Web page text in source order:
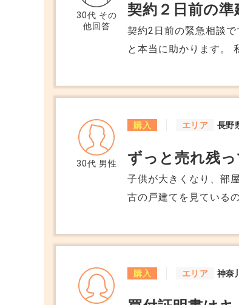
す。 これは告知事項に
30代 その
他回答
契約２日前の
契約2日前の緊急相談
と本当に助かります。 私は初めてマイホーム（戸建て）を購入するので、ま
だ全てに置いて慣れて
く始めた不動産相談で
と7日目である日が契
ため、土地を買うため
提となっている。 ・申
建物プレゼンを受けな
不動産に詳しい夫はプ
後、やはり立地が良い
30代 男性
購入 エリア 長野
ずっと売れ残
子供が大きくなり、部
古の戸建てを見ている
す。 立地や間取りは
み替えるなら全室壁紙
迷っています。 本当に
購入 エリア 神奈